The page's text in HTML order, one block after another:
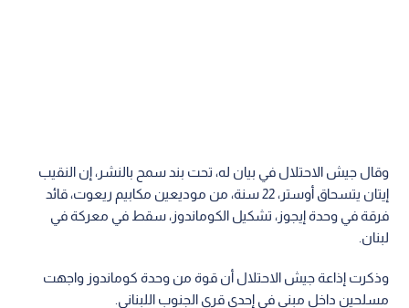
وقال جيش الاحتلال في بيان له، تحت بند سمح بالنشر، إن النقيب
إيتان يتسحاق أوستر، 22 سنة، من موديعين مكابيم ريعوت، قائد
فرقة في وحدة إيجوز، تشكيل الكوماندوز، سقط في معركة في
لبنان.
وذكرت إذاعة جيش الاحتلال أن قوة من وحدة كوماندوز واجهت
مسلحين داخل مبنى في إحدى قرى الجنوب اللبناني.